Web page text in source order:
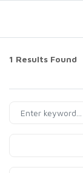
1 Results Found